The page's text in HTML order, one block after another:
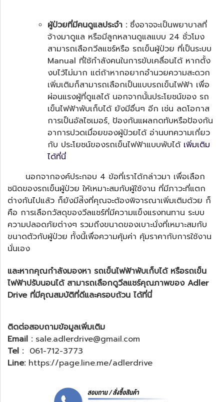
ผู้ป่วยที่มีคนดูแลประจำ :ซึ่งอาจจะเป็นพยาบาลที่
จ้างมาดูแล หรือมีลูกหลานดูแลแบบ 24 ชั่วโมง
สามารถเลือกวีลแชร์หรือ รถเข็นผู้ป่วย ที่เป็นระบบ
Manual ที่ใช้กำลังคนในการขับเคลื่อนได้ หากตั้ง
งบไว้ไม่มาก แต่ถ้าหากอยากอำนวยความสะดวก
เพิ่มเติมก็สามารถเลือกเป็นแบบรถเข็นไฟฟ้า เพื่อ
ผ่อนแรงผู้ที่ดูแลได้ นอกจากนั้นประโยชน์ของ รถ
เข็นไฟฟ้าพับเก็บได้ ยังมีอื่นๆ อีก เช่น ลดโอกาส
การเป็นอัลไซเมอร์, ป้องกันแผลกดทับหรือป้องกัน
อาการปวดเมื่อยของผู้ป่วยได้ อ่านบทความเกี่ยว
กับ ประโยชน์ของรถเข็นไฟฟ้าแบบพับได้ เพิ่มเติม
ได้ที่นี่
นอกจากองค์ประกอบ 4 ข้อที่เราได้กล่าวมา เพื่อเลือก
ชนิดของรถเข็นผู้ป่วย ให้เหมาะสมกับผู้ใช้งาน ที่มีภาวะที่แตก
ต่างกันไปแล้ว ก็ยังมีส่ิงที่คุณจะต้องพิจารณาเพิ่มเติมด้วย ก็
คือ การเลือกวัสดุของวีลแชร์ที่มีความแข็งแรงทนทาน ระบบ
ความปลอดภัยต่างๆ รวมถึงขนาดของเบาะนั่งที่เหมาะสมกับ
ขนาดตัวกับผู้ป่วย ทั้งนี้เพื่อความคุ้มค่า คุ้มราคากับการใช้งาน
นั่นเอง
และหากคุณกำลังมองหา รถเข็นไฟฟ้าพับเก็บได้ หรือรถเข็น
ไฟฟ้าปรับนอนได้ สามารถเลือกดูวีลแชร์คุณภาพของ Adler
Drive ที่มีคุณสมบัติที่ดีและครอบถ้วน ได้ที่นี่
ติดต่อสอบถามข้อมูลเพิ่มเติม
Email : sale.adlerdrive@gmail.com
Tel : 061-712-3773
Line: https://page.line.me/adlerdrive